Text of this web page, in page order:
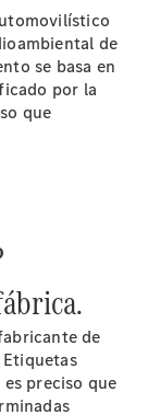
de
se basa en
por la
que
de
preciso que